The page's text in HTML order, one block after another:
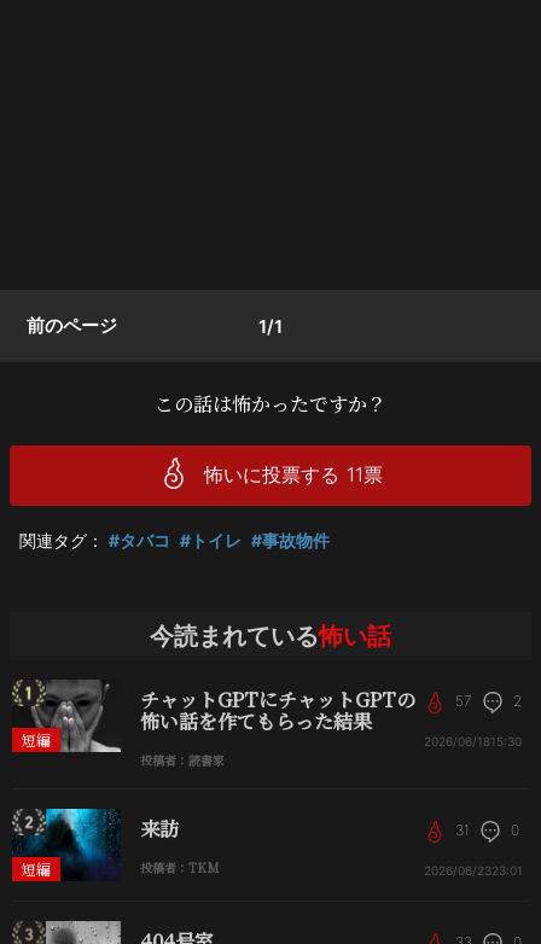
前のページ 1/1
この話は怖かったですか？
怖いに投票する 11票
関連タグ： #タバコ #トイレ #事故物件
今読まれている怖い話
短編
チャットGPTにチャットGPTの
怖い話を作てもらった結果
投稿者：読書家
57 2
2026/06/1815:30
短編
来訪
投稿者：TKM
31 0
2026/06/2323:01